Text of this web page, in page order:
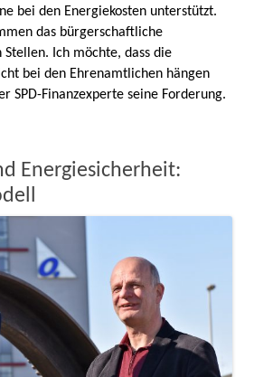
bei den Energiekosten unterstützt.
das bürgerschaftliche
Stellen. Ich möchte, dass die
bei den Ehrenamtlichen hängen
SPD-Finanzexperte seine Forderung.
Energiesicherheit: